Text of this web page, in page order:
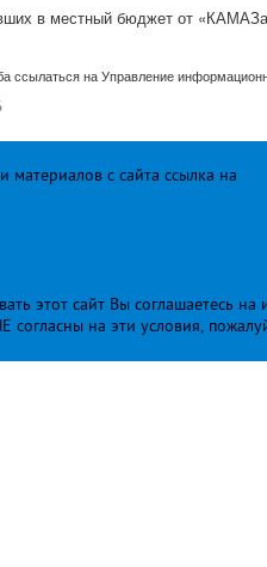
в местный бюджет от
ссылаться на Управление
с сайта ссылка на
этот сайт Вы соглашаетесь
согласны на эти условия,